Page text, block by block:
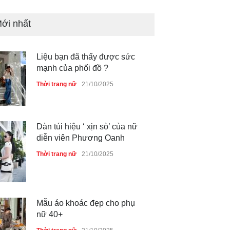
nhất
Liệu bạn đã thấy được sức
mạnh của phối đồ ?
Thời trang nữ 21/10/2025
Dàn túi hiệu ‘ xịn sò’ của nữ
diễn viên Phương Oanh
Thời trang nữ 21/10/2025
Mẫu áo khoác đẹp cho phụ
nữ 40+